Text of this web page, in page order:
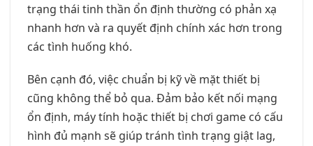
trạng thái tinh thần ổn định thường có phản xạ
nhanh hơn và ra quyết định chính xác hơn trong
các tình huống khó.
Bên cạnh đó, việc chuẩn bị kỹ về mặt thiết bị
cũng không thể bỏ qua. Đảm bảo kết nối mạng
ổn định, máy tính hoặc thiết bị chơi game có cấu
hình đủ mạnh sẽ giúp tránh tình trạng giật lag,